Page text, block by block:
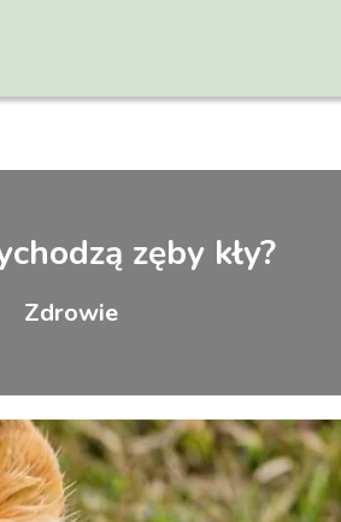
zęby kły?
Zdrowie